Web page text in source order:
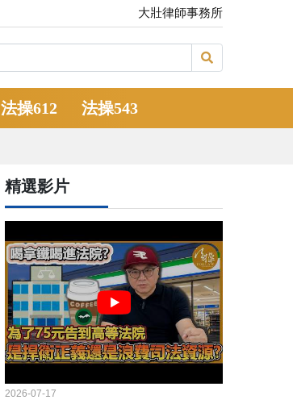
大壯律師事務所
法操612 法操543
精選影片
2026-07-17